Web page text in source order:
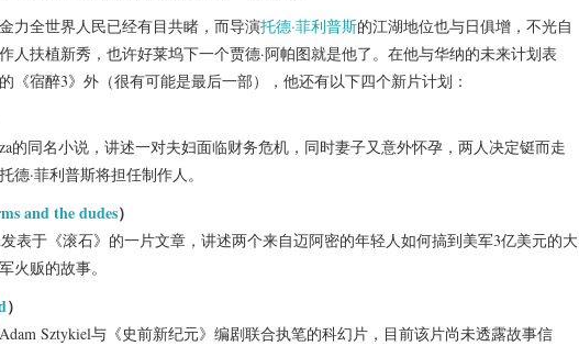
力全世界人民已经有目共睹，而导演托德·菲利普斯的江湖地位也与日俱增，不光自
人扶植新秀，也许好莱坞下一个贾德·阿帕图就是他了。在他与华纳的未来计划表
《宿醉3》外（很有可能是最后一部），他还有以下四个新片计划：
的同名小说，讲述一对夫妇面临财务危机，同时妻子又意外怀孕，两人决定铤而走
德·菲利普斯将担任制作人。
and the dudes）
表于《滚石》的一片文章，讲述两个来自迈阿密的年轻人如何搞到美军3亿美元的大
火贩的故事。
）
Sztykiel与《史前新纪元》编剧联合执笔的科幻片，目前该片尚未透露故事信